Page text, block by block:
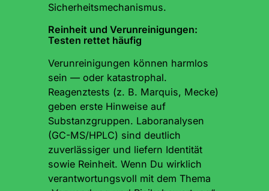
Sicherheitsmechanismus.
Reinheit und Verunreinigungen:
Testen rettet häufig
Verunreinigungen können harmlos
sein — oder katastrophal.
Reagenztests (z. B. Marquis, Mecke)
geben erste Hinweise auf
Substanzgruppen. Laboranalysen
(GC-MS/HPLC) sind deutlich
zuverlässiger und liefern Identität
sowie Reinheit. Wenn Du wirklich
verantwortungsvoll mit dem Thema